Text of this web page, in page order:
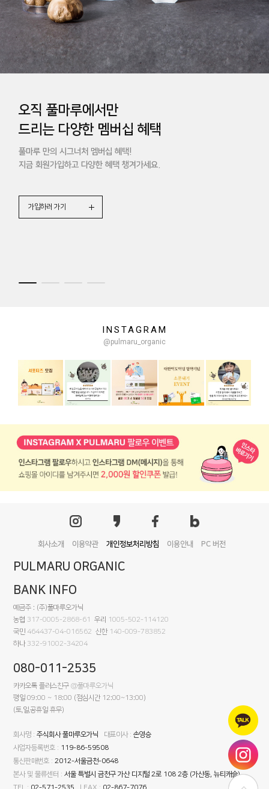
아는 것이 힘!
구매 전 참고하세요
풀마루 회원가입시 3,000원 할인쿠폰 및 1% 적립금
생일 회원 10,000원 할인쿠폰 등
회원혜택 더보기
오직 풀마루에서만
드리는 다양한 멤버십 혜택
풀마루 만의 시그너처 멤버십 혜택!
지금 회원가입하고 다양한 혜택 챙겨가세요.
가입하러 가기
풀마루 아이만을
우리아이에게 좋은 이유
국내산 유기농 마늘 100%! 20여 일간 장기 저온 숙성
바로 가기
자세히 보기
회원혜택 더보기
가입하러 가기
INSTAGRAM
@pulmaru_organic
회사소개 이용약관 개인정보처리방침 이용안내 PC 버전
PULMARU ORGANIC
BANK INFO
예금주 : (주)풀마루오가닉
농협 317-0005-2868-61 우리
1005-502-114120
국민 464437-04-016562 신한 140-009-783852
하나 332-91002-34204
080-011-2535
카카오톡 플러스친구@풀마루오가닉
평일 09:00 ~ 18:00 (점심시간 12:00~13:00)
(토,일,공휴일 휴무)
회사명 :주식회사 풀마루오가닉 대표이사 :손영승
사업자등록번호 : 119-86-59508
통신판매번호 :2012-서울금천-0648
본사 및 물류센터 :서울 특별시 금천구 가산 디지털 2로 108 2층 (가산동, 뉴티캐슬)
TEL : 02-571-2535 | FAX : 02-867-7076